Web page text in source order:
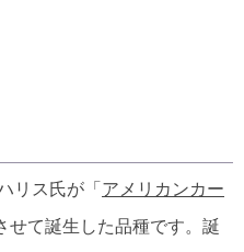
リス氏が「 アメリカンカー
せて誕生した品種です。誕